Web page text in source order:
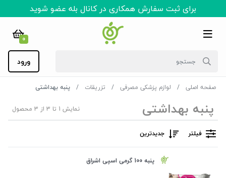
برای ثبت سفارش همکاری در کانال بله عضو شوید
0
ورود
صفحه اصلی لوازم پزشکی مصرفی تزریقات پنبه بهداشتی
پنبه بهداشتی نمایش 1 تا 3 از 3 محصول
فیلتر جدیدترین
پنبه 100 گرمی اسپی اشراق